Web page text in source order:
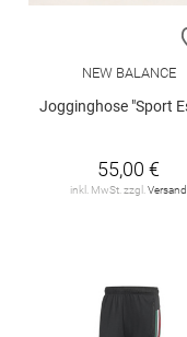
NEW BALANCE
Jogginghose "Sport
55,00 €
inkl. MwSt. zzgl. Versand